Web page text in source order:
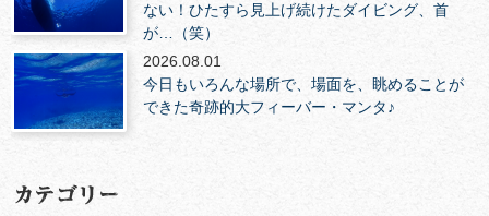
ない！ひたすら見上げ続けたダイビング、首
が…（笑）
2026.08.01
今日もいろんな場所で、場面を、眺めることが
できた奇跡的大フィーバー・マンタ♪